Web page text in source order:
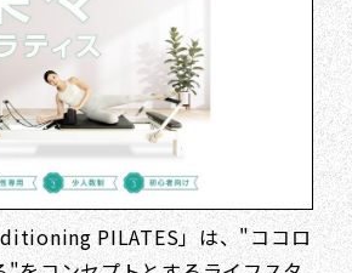
PILATES」は、"ココロ